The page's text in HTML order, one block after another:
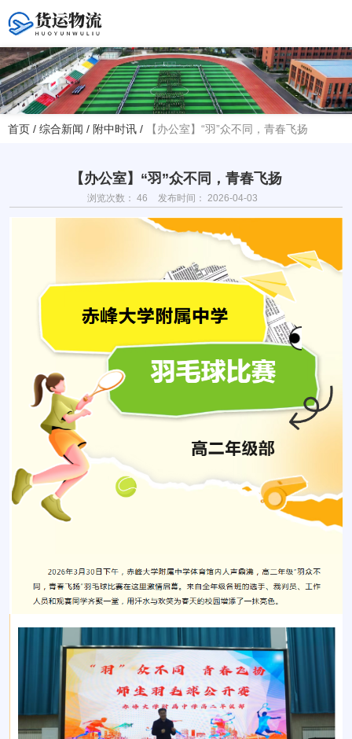
您好！欢迎访问赤峰大学附属中学官方网站！
韩主任(教务处)15047575012
学校地址
赤峰市红山区大新地路29号
首页 / 综合新闻 / 附中时讯 / 【办公室】“羽”众不同，青春飞扬
【办公室】“羽”众不同，青春飞扬
浏览次数： 46 发布时间： 2026-04-03